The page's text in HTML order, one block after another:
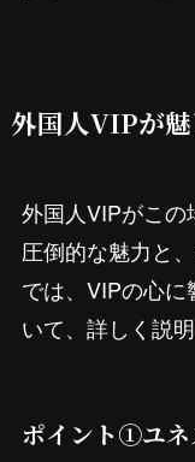
外国人VIPが
外国人VIPがこ
圧倒的な魅力と
では、VIPの心
いて、詳しく説明
ポイント①ユ